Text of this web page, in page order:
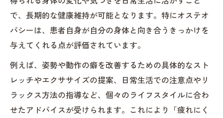
で、長期的な健康維持が可能となります。特にオステオ
パシーは、患者自身が自分の身体と向き合うきっかけを
与えてくれる点が評価されています。
例えば、姿勢や動作の癖を改善するための具体的なスト
レッチやエクササイズの提案、日常生活での注意点やリ
ラックス方法の指導など、個々のライフスタイルに合わ
せたアドバイスが受けられます。これにより「疲れにく